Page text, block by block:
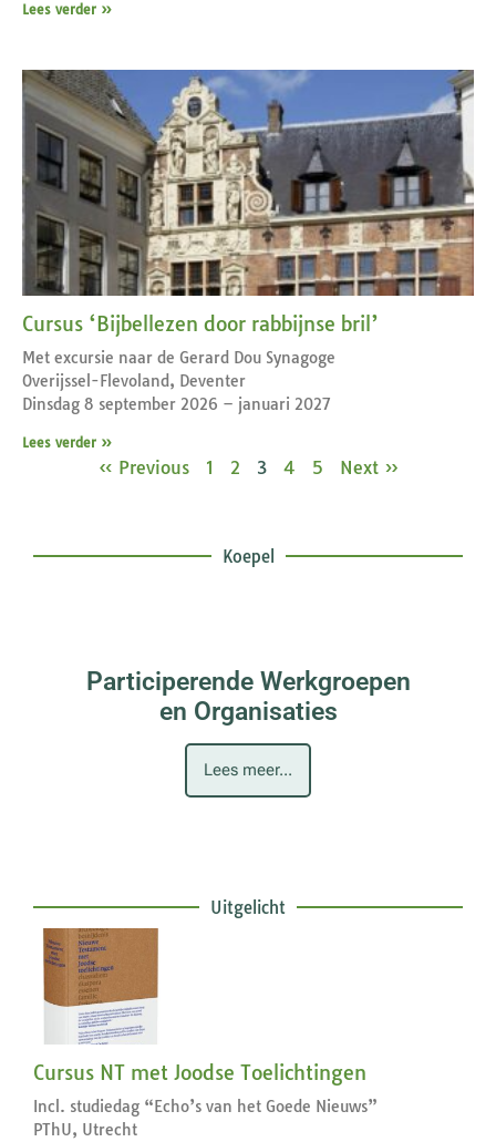
Lees verder »
Cursus ‘Bijbellezen door rabbijnse bril’
Met excursie naar de Gerard Dou Synagoge
Overijssel-Flevoland, Deventer
Dinsdag 8 september 2026 – januari 2027
Lees verder »
« Previous 1 2 3 4 5 Next »
Koepel
Participerende Werkgroepen
en Organisaties
Lees meer...
Uitgelicht
Cursus NT met Joodse Toelichtingen
Incl. studiedag “Echo’s van het Goede Nieuws”
PThU, Utrecht